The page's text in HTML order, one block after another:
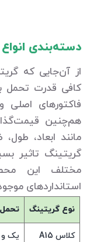
دسته‌بندی
از آن‌جایی که
کافی قدرت تحمل
فاکتورهای
هم‌چنین
مانند ابعاد،
گریتینگ تاثیر
مختلف این
استانداردهای
نوع گریتینگ
کلاس A15 یک و